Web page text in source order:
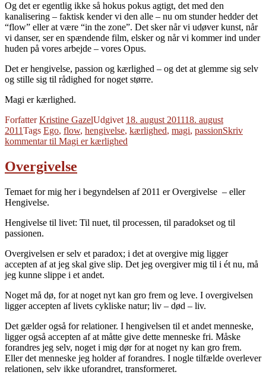
Og det er egentlig ikke så hokus pokus agtigt, det med den
kanalisering – faktisk kender vi den alle – nu om stunder hedder det
“flow” eller at være “in the zone”. Det sker når vi udøver kunst, når
vi danser, ser en spændende film, elsker og når vi kommer ind under
huden på vores arbejde – vores Opus.
Det er hengivelse, passion og kærlighed – og det at glemme sig selv
og stille sig til rådighed for noget større.
Magi er kærlighed.
ForfatterKristine GazelUdgivet 18. august 201118. august
2011Tags Ego, flow, hengivelse, kærlighed, magi, passionSkriv
kommentartil Magi er kærlighed
Overgivelse
Temaet for mig her i begyndelsen af 2011 er Overgivelse – eller
Hengivelse.
Hengivelse til livet: Til nuet, til processen, til paradokset og til
passionen.
Overgivelsen er selv et paradox; i det at overgive mig ligger
accepten af at jeg skal give slip. Det jeg overgiver mig til i ét nu, må
jeg kunne slippe i et andet.
Noget må dø, for at noget nyt kan gro frem og leve. I overgivelsen
ligger accepten af livets cykliske natur; liv – død – liv.
Det gælder også for relationer. I hengivelsen til et andet menneske,
ligger også accepten af at måtte give dette menneske fri. Måske
forandres jeg selv, noget i mig dør for at noget ny kan gro frem.
Eller det menneske jeg holder af forandres. I nogle tilfælde overlever
relationen, selv ikke uforandret, transformeret.